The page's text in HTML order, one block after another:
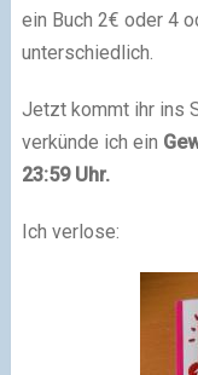
ein Buch 2€ oder 4
unterschiedlich.
Jetzt kommt ihr ins
verkünde ich ein
23:59 Uhr.
Ich verlose: